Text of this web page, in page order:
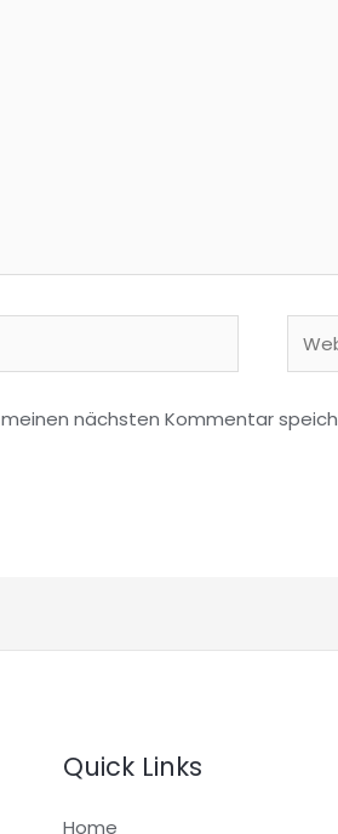
nächsten Kommentar
Quick Links
Home